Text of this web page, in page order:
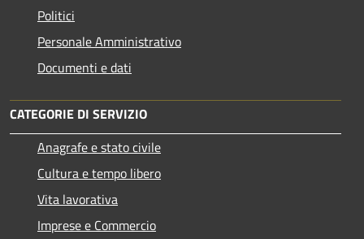
Politici
Personale Amministrativo
Documenti e dati
CATEGORIE DI SERVIZIO
Anagrafe e stato civile
Cultura e tempo libero
Vita lavorativa
Imprese e Commercio